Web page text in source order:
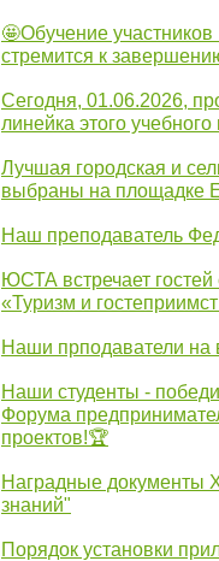
🤩Обучение участников
стремится к
Сегодня, 01.06.2026,
линейка этого учебного
Лучшая городская и
выбраны на площадке
Наш преподаватель
ЮСТА встречает гостей
«Туризм и
Наши прподаватели
Наши студенты -
Форума
проектов!🏆
Наградные документы
знаний"
Порядок установки